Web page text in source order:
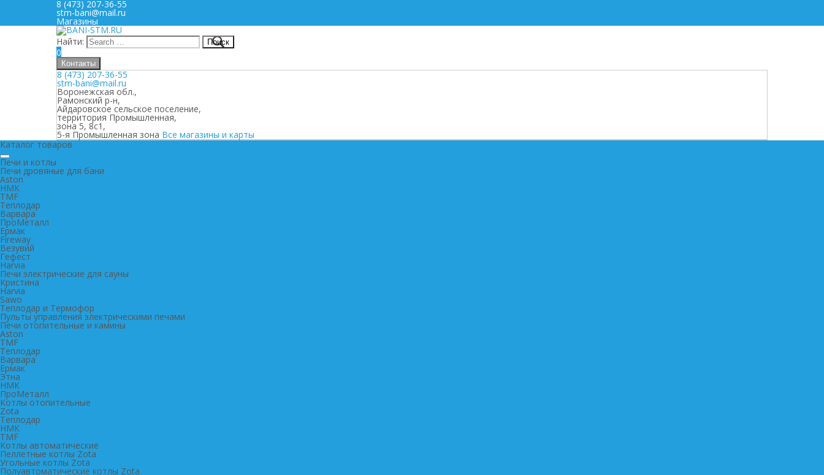
8 (473) 207-36-55
stm-bani@mail.ru
Магазины
Найти:
0
Контакты
8 (473) 207-36-55
stm-bani@mail.ru
Воронежская обл.,
Рамонский р-н,
Айдаровское сельское поселение,
территория Промышленная,
зона 5, 8с1,
5-я Промышленная зона Все магазины и карты
Каталог товаров
Печи и котлы
Печи дровяные для бани
Aston
НМК
TMF
Теплодар
Варвара
ПроМеталл
Ермак
Fireway
Везувий
Гефест
Harvia
Печи электрические для сауны
Кристина
Harvia
Sawo
Теплодар и Термофор
Пульты управления электрическими печами
Печи отопительные и камины
Aston
TMF
Теплодар
Варвара
Ермак
Этна
НМК
ПроМеталл
Котлы отопительные
Zota
Теплодар
НМК
TMF
Котлы автоматические
Пеллетные котлы Zota
Угольные котлы Zota
Полуавтоматические котлы Zota